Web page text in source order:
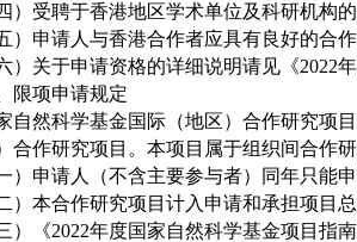
四）受聘于香港地区学术单位及科研机构
）申请人与香港合作者应具有良好的合作
六）关于申请资格的详细说明请见《2022
限项申请规定
自然科学基金国际（地区）合作研究项
合作研究项目。本项目属于组织间合作
一）申请人（不含主要参与者）同年只能
二）本合作研究项目计入申请和承担项目
三）《2022年度国家自然科学基金项目指